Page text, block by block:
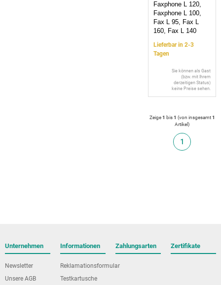
Faxphone L 120,
Faxphone L 100,
Fax L 95, Fax L
160, Fax L 140
Lieferbar in 2-3
Tagen
Sie können als Gast
(bzw. mit Ihrem
derzeitigen Status)
keine Preise sehen.
Zeige1 bis1 (von insgesamt1
Artikel)
1
Unternehmen
Newsletter
Unsere AGB
Informationen
Reklamationsformular
Testkartusche
Zahlungsarten Zertifikate